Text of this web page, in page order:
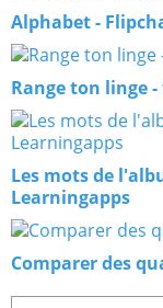
Alphabet -
Range ton linge
Les mots de
Learningapps
Comparer des